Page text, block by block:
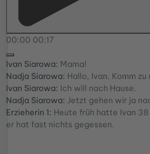
00:00 00:17
Ivan Siarowa: Mama!
Nadja Siarowa: Hallo, Ivan. Komm zu
Ivan Siarowa: Ich will nach Hause.
Nadja Siarowa: Jetzt gehen wir ja
Erzieherin 1: Heute früh hatte Ivan
er hat fast nichts gegessen.